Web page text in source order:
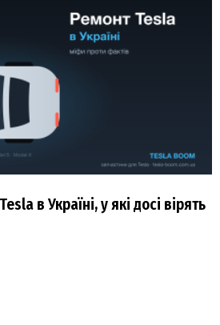
в Україні, у які досі вірять